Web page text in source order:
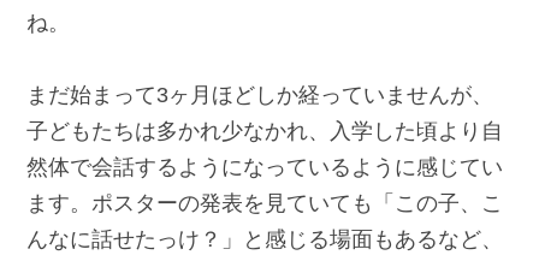
ね。
まだ始まって3ヶ月ほどしか経っていませんが、
子どもたちは多かれ少なかれ、入学した頃より自
然体で会話するようになっているように感じてい
ます。ポスターの発表を見ていても「この子、こ
んなに話せたっけ？」と感じる場面もあるなど、